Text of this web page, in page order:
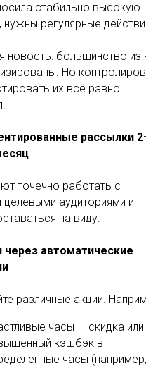
стабильно высокую
нужны регулярные
новость: большинство из
Но
их всё равно
рассылки
точечно работать с
целевыми аудиториями и
на виду.
через автоматические
различные акции.
часы — скидка или
кэшбэк в
часы (например,